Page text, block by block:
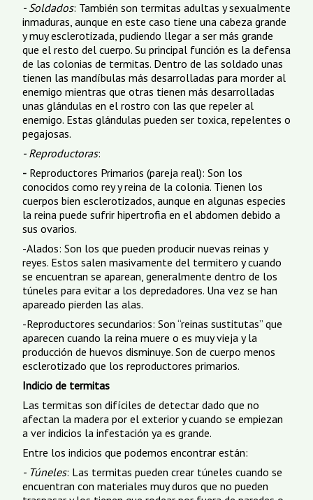
- Soldados: También son termitas adultas y sexualmente
inmaduras, aunque en este caso tiene una cabeza grande
y muy esclerotizada, pudiendo llegar a ser más grande
que el resto del cuerpo. Su principal función es la defensa
de las colonias de termitas. Dentro de las soldado unas
tienen las mandíbulas más desarrolladas para morder al
enemigo mientras que otras tienen más desarrolladas
unas glándulas en el rostro con las que repeler al
enemigo. Estas glándulas pueden ser toxica, repelentes o
pegajosas.
- Reproductoras:
- Reproductores Primarios (pareja real): Son los
conocidos como rey y reina de la colonia. Tienen los
cuerpos bien esclerotizados, aunque en algunas especies
la reina puede sufrir hipertrofia en el abdomen debido a
sus ovarios.
-Alados: Son los que pueden producir nuevas reinas y
reyes. Estos salen masivamente del termitero y cuando
se encuentran se aparean, generalmente dentro de los
túneles para evitar a los depredadores. Una vez se han
apareado pierden las alas.
-Reproductores secundarios: Son “reinas sustitutas” que
aparecen cuando la reina muere o es muy vieja y la
producción de huevos disminuye. Son de cuerpo menos
esclerotizado que los reproductores primarios.
Indicio de termitas
Las termitas son difíciles de detectar dado que no
afectan la madera por el exterior y cuando se empiezan
a ver indicios la infestación ya es grande.
Entre los indicios que podemos encontrar están:
- Túneles: Las termitas pueden crear túneles cuando se
encuentran con materiales muy duros que no pueden